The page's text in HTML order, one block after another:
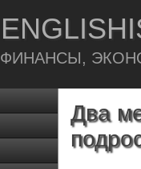
ФИНАНСЫ,
Два